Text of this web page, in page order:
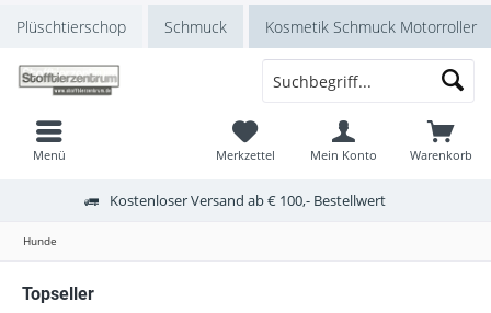
Plüschtierschop Schmuck Kosmetik Schmuck Motorroller
Menü Warenkorb
Merkzettel Mein Konto
Kostenloser Versand ab € 100,- Bestellwert
Hunde
Topseller